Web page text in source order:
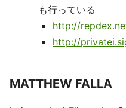
も行っている
http://
http://
MATTHEW FALLA